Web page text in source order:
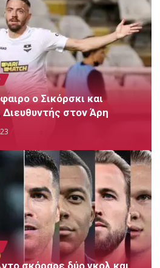
ο Σικόρσκι και
Διευθυντής στον Άρη
σκόραρε δύο γκολ και